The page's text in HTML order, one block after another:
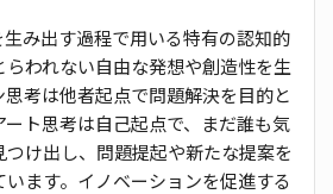
み出す過程で⽤いる特有の認知的
われない⾃由な発想や創造性を生
考は他者起点で問題解決を⽬的と
ート思考は⾃⼰起点で、まだ誰も気
け出し、問題提起や新たな提案を
ます。イノベーションを促進する